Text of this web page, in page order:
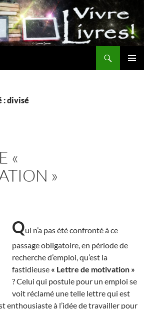
: divisé
«
»
Qui n’a pas été confronté à ce
passage obligatoire, en période de
recherche d’emploi, qu’est la
fastidieuse « Lettre de motivation »
? Celui qui postule pour un emploi se
voit réclamé une telle lettre qui est
enthousiaste à l’idée de travailler pour